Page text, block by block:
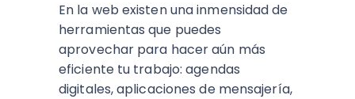
En la web existen una inmensidad de
herramientas que puedes
aprovechar para hacer aún más
eficiente tu trabajo: agendas
digitales, aplicaciones de mensajería,